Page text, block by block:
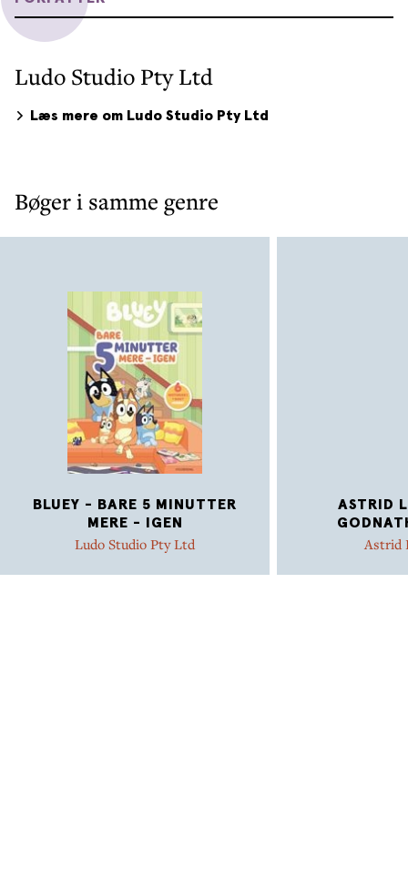
Ludo Studio Pty Ltd
Læs mere om Ludo Studio Pty Ltd
Bøger i samme genre
BLUEY - BARE 5 MINUTTER
MERE - IGEN
Ludo Studio Pty Ltd
ASTRID
Astrid